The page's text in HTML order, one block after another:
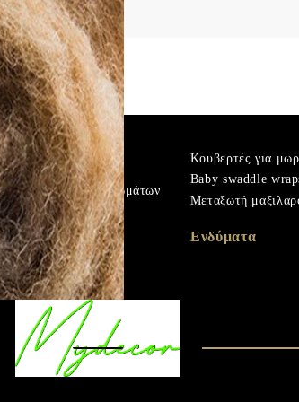
Πουπουλένιο χήνας
Microfiber
Προστατευτικά στρωμάτων
Σεντόνια με λάστιχο
Βρεφικά και παιδικά
σεντόνια
Κουβέρτες
Κουβερτές για
Baby swaddle
Μεταξωτή
Ενδύματα